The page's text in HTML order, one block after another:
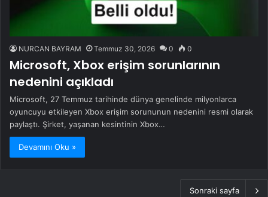
NURCAN BAYRAM Temmuz 30, 2026 0 0
Microsoft, Xbox erişim sorunlarının
nedenini açıkladı
Microsoft, 27 Temmuz tarihinde dünya genelinde milyonlarca
oyuncuyu etkileyen Xbox erişim sorununun nedenini resmi olarak
paylaştı. Şirket, yaşanan kesintinin Xbox…
Devamını Oku »
Sonraki sayfa